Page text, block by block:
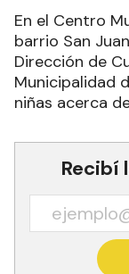
En el Centro
barrio San
Dirección de
Municipalidad
niñas acerca
Recibí